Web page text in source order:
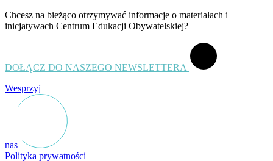
Chcesz na bieżąco otrzymywać informacje o materiałach i
inicjatywach Centrum Edukacji Obywatelskiej?
DOŁĄCZ DO NASZEGO NEWSLETTERA
Wesprzyj
nas
Polityka prywatności